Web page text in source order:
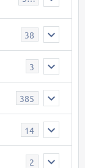
38
3
385
14
2